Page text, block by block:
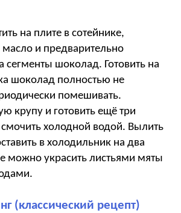
на плите в сотейнике,
масло и предварительно
сегменты шоколад. Готовить на
шоколад полностью не
помешивать.
крупу и готовить ещё три
холодной водой. Вылить
в холодильник на два
можно украсить листьями мяты
(классический рецепт)